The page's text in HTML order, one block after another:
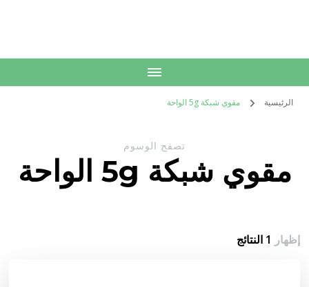
الرئيسية مقوي شبكة 5g الواحة
تصفح الوسوم
مقوي شبكة 5g الواحة
إظهار 1 النتائج